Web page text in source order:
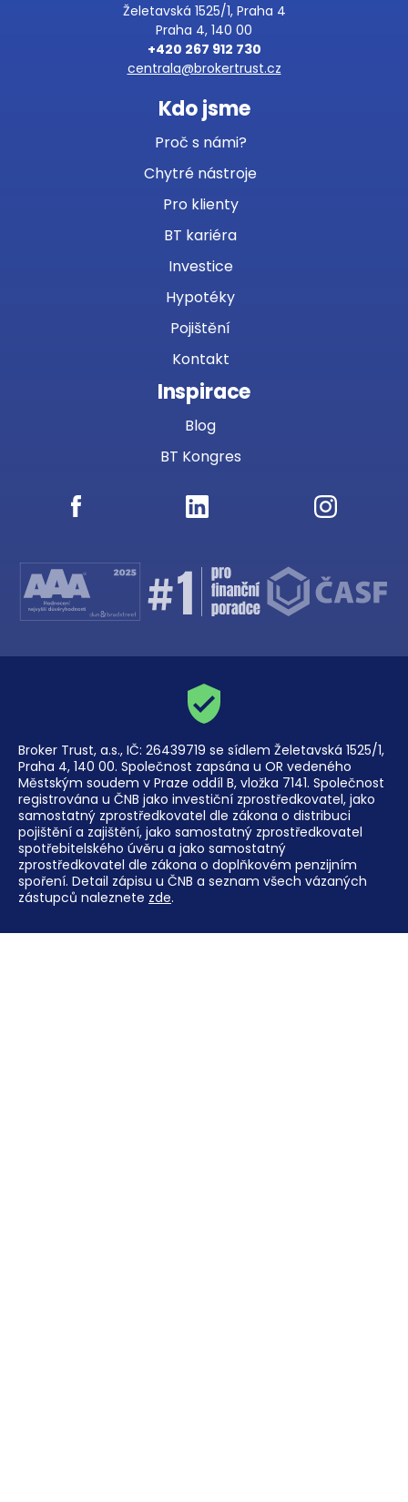
Želetavská 1525/1, Praha 4
Praha 4, 140 00
+420 267 912 730
centrala@brokertrust.cz
Kdo jsme
Proč s námi?
Chytré nástroje
Pro klienty
BT kariéra
Investice
Hypotéky
Pojištění
Kontakt
Inspirace
Blog
BT Kongres
Broker Trust, a.s., IČ: 26439719 se sídlem Želetavská 1525/1,
Praha 4, 140 00. Společnost zapsána u OR vedeného
Městským soudem v Praze oddíl B, vložka 7141. Společnost
registrována u ČNB jako investiční zprostředkovatel, jako
samostatný zprostředkovatel dle zákona o distribuci
pojištění a zajištění, jako samostatný zprostředkovatel
spotřebitelského úvěru a jako samostatný
zprostředkovatel dle zákona o doplňkovém penzijním
spoření. Detail zápisu u ČNB a seznam všech vázaných
zástupců naleznete zde.